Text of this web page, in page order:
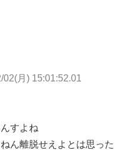
02(月) 15:01:52.01
すよね
ん離脱せえよとは思った